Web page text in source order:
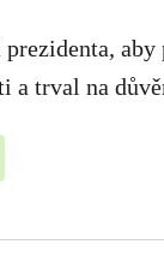
prezidenta,
a trval na